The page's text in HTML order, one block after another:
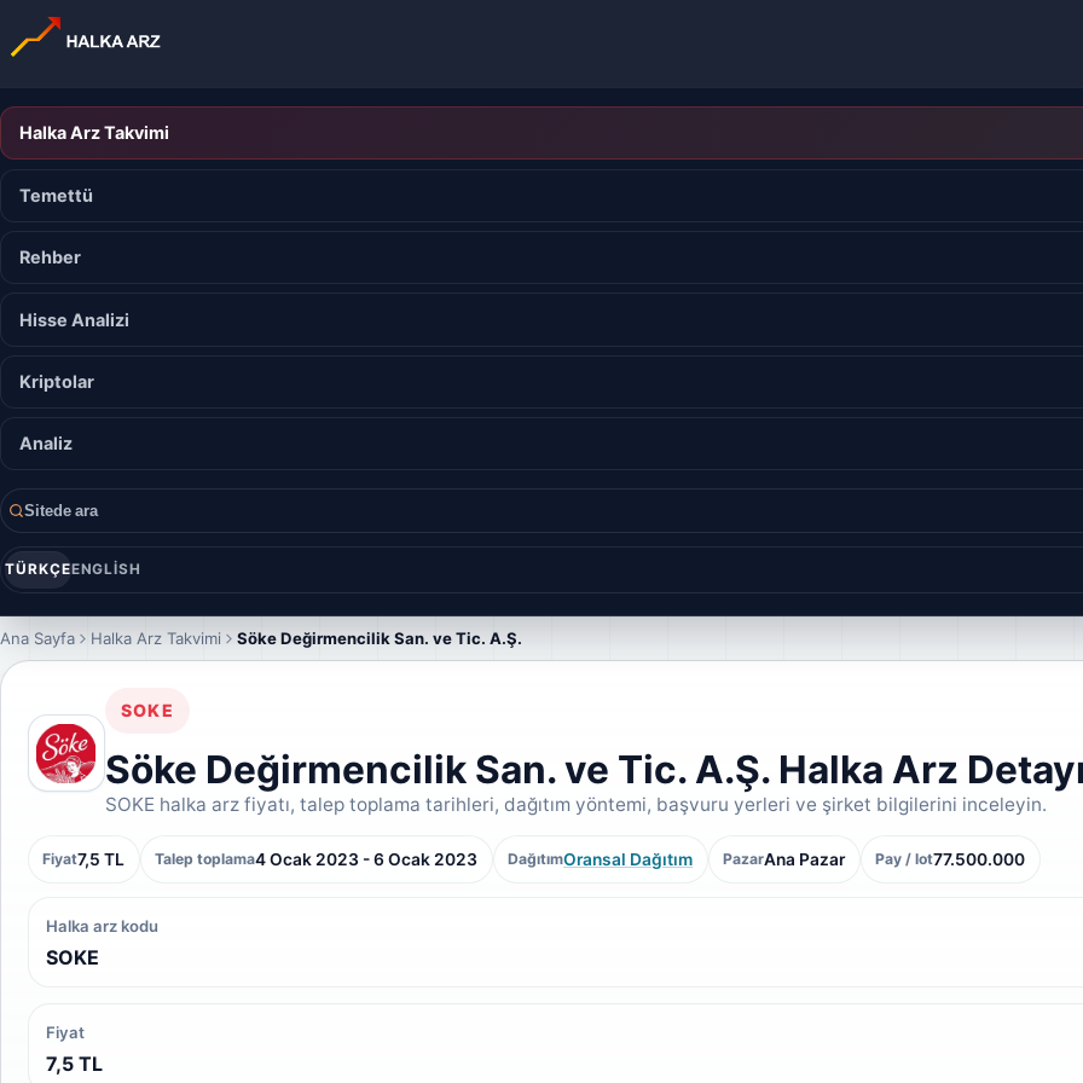
Halka Arz Takvimi
Temettü
Rehber
Hisse Analizi
Kriptolar
Analiz
Sitede ara
TÜRKÇEENGLISH
Ana Sayfa Halka Arz Takvimi Söke Değirmencilik San. ve Tic. A.Ş.
SOKE
Söke Değirmencilik San. ve Tic. A.Ş. Halka Arz
SOKE halka arz fiyatı, talep toplama tarihleri, dağıtım yöntemi, başvuru yerleri ve şirket bilgilerini inceleyin.
Fiyat7,5 TL Talep toplama4 Ocak 2023 - 6 Ocak 2023 DağıtımOransal Dağıtım PazarAna Pazar Pay / lot77.500.000
Halka arz kodu
SOKE
Fiyat
7,5 TL